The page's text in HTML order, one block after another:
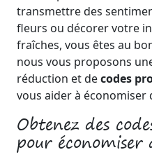
transmettre des
fleurs ou décorer votre
fraîches, vous êtes au
nous vous proposons
réduction et decodes
vous aider à
Obtenez des
pour